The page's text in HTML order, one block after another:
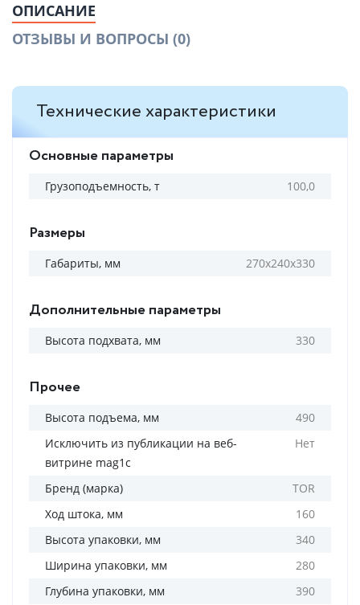
ОПИСАНИЕ
ОТЗЫВЫ И ВОПРОСЫ (0)
Технические характеристики
Основные параметры
Грузоподъемность, т 100,0
Размеры
Габариты, мм 270х240х330
Дополнительные параметры
Высота подхвата, мм 330
Прочее
Высота подъема, мм
490
Исключить из публикации на веб-
витрине mag1c
Нет
Бренд (марка)
TOR
Ход штока, мм
160
Высота упаковки, мм
340
Ширина упаковки, мм
280
Глубина упаковки, мм
390